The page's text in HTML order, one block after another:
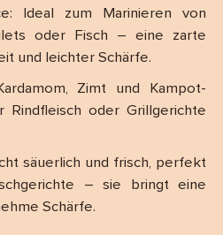
Ideal zum Marinieren von
oder Fisch – eine zarte
und leichter Schärfe.
Zimt und Kampot-
oder Grillgerichte
säuerlich und frisch, perfekt
– sie bringt eine
Schärfe.